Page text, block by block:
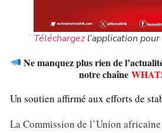
Téléchargezl’application
Ne manquez plus rien de
notre chaîne
Un soutien affirmé aux efforts de
La Commission de l’Union africaine